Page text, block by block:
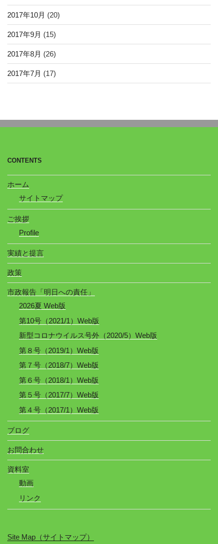
2017年10月 (20)
2017年9月 (15)
2017年8月 (26)
2017年7月 (17)
CONTENTS
ホーム
サイトマップ
ご挨拶
Profile
実績と提言
政策
市政報告「明日への責任」
2026夏 Web版
第10号（2021/1）Web版
新型コロナウイルス号外（2020/5）Web版
第８号（2019/1）Web版
第７号（2018/7）Web版
第６号（2018/1）Web版
第５号（2017/7）Web版
第４号（2017/1）Web版
ブログ
お問合わせ
資料室
動画
リンク
Site Map（サイトマップ）